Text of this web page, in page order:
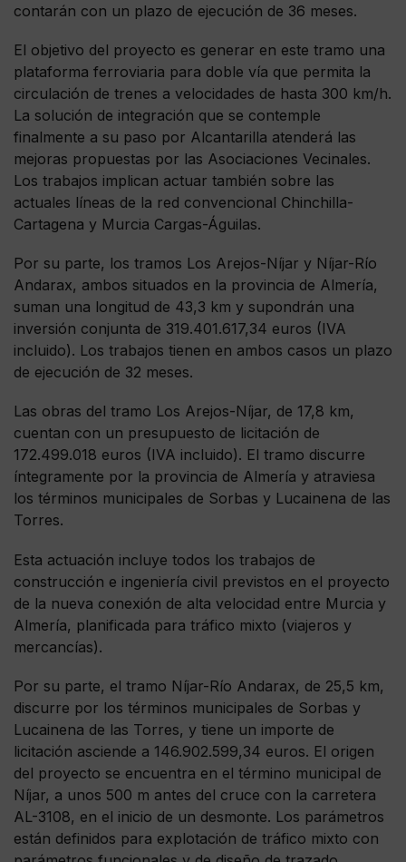
contarán con un plazo de ejecución de 36 meses.
El objetivo del proyecto es generar en este tramo una
plataforma ferroviaria para doble vía que permita la
circulación de trenes a velocidades de hasta 300 km/h.
La solución de integración que se contemple
finalmente a su paso por Alcantarilla atenderá las
mejoras propuestas por las Asociaciones Vecinales.
Los trabajos implican actuar también sobre las
actuales líneas de la red convencional Chinchilla-
Cartagena y Murcia Cargas-Águilas.
Por su parte, los tramos Los Arejos-Níjar y Níjar-Río
Andarax, ambos situados en la provincia de Almería,
suman una longitud de 43,3 km y supondrán una
inversión conjunta de 319.401.617,34 euros (IVA
incluido). Los trabajos tienen en ambos casos un plazo
de ejecución de 32 meses.
Las obras del tramo Los Arejos-Níjar, de 17,8 km,
cuentan con un presupuesto de licitación de
172.499.018 euros (IVA incluido). El tramo discurre
íntegramente por la provincia de Almería y atraviesa
los términos municipales de Sorbas y Lucainena de las
Torres.
Esta actuación incluye todos los trabajos de
construcción e ingeniería civil previstos en el proyecto
de la nueva conexión de alta velocidad entre Murcia y
Almería, planificada para tráfico mixto (viajeros y
mercancías).
Por su parte, el tramo Níjar-Río Andarax, de 25,5 km,
discurre por los términos municipales de Sorbas y
Lucainena de las Torres, y tiene un importe de
licitación asciende a 146.902.599,34 euros. El origen
del proyecto se encuentra en el término municipal de
Níjar, a unos 500 m antes del cruce con la carretera
AL-3108, en el inicio de un desmonte. Los parámetros
están definidos para explotación de tráfico mixto con